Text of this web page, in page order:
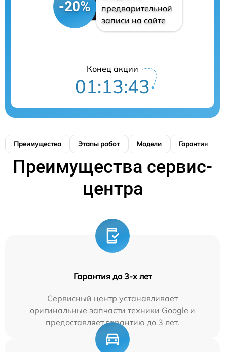
-20%
предварительной
записи на сайте
Конец акции
01:13:42
Преимущества Этапы работ Модели Гарантия
Преимущества сервис-
центра
Гарантия до 3-х лет
Сервисный центр устанавливает
оригинальные запчасти техники Google и
предоставляет гарантию до 3 лет.